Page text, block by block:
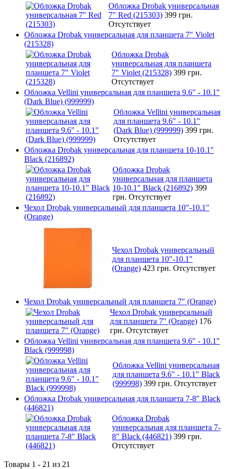
Обложка Drobak универсальная
7" Red (215303) 399 грн.
Отсутствует
Обложка Drobak универсальная для планшета 7" Violet
(215328)
Обложка Drobak
универсальная для планшета
7" Violet (215328) 399 грн.
Отсутствует
Обложка Vellini универсальная для планшета 9.6" - 10.1"
(Dark Blue) (999999)
Обложка Vellini универсальная
для планшета 9.6" - 10.1"
(Dark Blue) (999999) 399 грн.
Отсутствует
Обложка Drobak универсальная для планшета 10-10.1"
Black (216892)
Обложка Drobak
универсальная для планшета
10-10.1" Black (216892) 399
грн. Отсутствует
Чехол Drobak универсальный для планшета 10"-10.1"
(Orange)
Чехол Drobak универсальный
для планшета 10"-10.1"
(Orange) 423 грн. Отсутствует
Чехол Drobak универсальный для планшета 7" (Orange)
Чехол Drobak универсальный
для планшета 7" (Orange) 176
грн. Отсутствует
Обложка Vellini универсальная для планшета 9.6" - 10.1"
Black (999998)
Обложка Vellini универсальная
для планшета 9.6" - 10.1" Black
(999998) 399 грн. Отсутствует
Обложка Drobak универсальная для планшета 7-8" Black
(446821)
Обложка Drobak
универсальная для планшета 7-
8" Black (446821) 399 грн.
Отсутствует
Товары 1 - 21 из 21